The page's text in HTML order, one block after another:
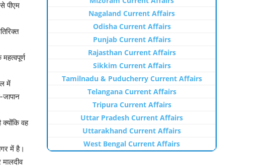
पीएम
में
वह
में है।
Nagaland Current Affairs
Odisha Current Affairs
Punjab Current Affairs
Rajasthan Current Affairs
Sikkim Current Affairs
Tamilnadu & Puducherry Current Affairs
Telangana Current Affairs
Tripura Current Affairs
Uttar Pradesh Current Affairs
Uttarakhand Current Affairs
West Bengal Current Affairs